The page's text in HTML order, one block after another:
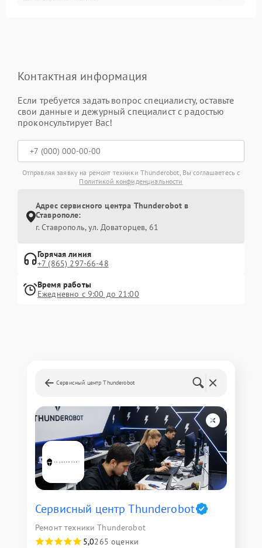
Контактная информация
Если требуется задать вопрос специалисту, оставьте
свои данные и дежурный специалист с радостью
проконсультирует Вас!
Отправляя заявку на ремонт техники Thunderobot, Вы соглашаетесь с
Политикой конфиденциальности
Адрес сервисного центра Thunderobot в
Ставрополе:
г. Ставрополь, ул. Доваторцев, 61
Горячая линия
+7 (865) 297-66-48
Время работы
Ежедневно с 9:00 до 21:00
Сервисный центр Thunderobot
Сервисный центр Thunderobot
Ремонт техники Thunderobot
5,0265 оценки